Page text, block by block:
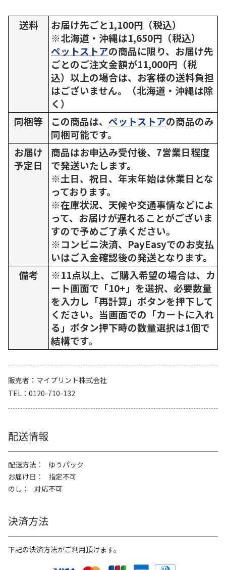
送料
お届け先ごと1,100円（税込）
※北海道・沖縄は1,650円（税込）
ペットストアの商品に限り、お届け先
ごとのご注文金額が11,000円（税
込）以上の場合は、お客様の送料負担
はございません。（北海道・沖縄は除
く）
同梱等
この商品は、 ペットストアの商品のみ
同梱可能です。
お届け
予定日
商品はお申込み受付後、7営業日程度
で発送いたします。
※土日、祝日、年末年始は休業日とな
っております。
※在庫状況、天候や交通事情などによ
って、お届けが遅れることがございま
すので予めご了承ください。
※コンビニ決済、PayEasyでのお支払
いはご入金確認後の発送となります。
備考
※11点以上、ご購入希望の場合は、カ
ート画面で「10+」を選択、必要数量
を入力し「再計算」ボタンを押下して
ください。当画面での「カートに入れ
る」ボタン押下時の数量選択は1個で
結構です。
販売者
マイプリント株式会社
TEL
0120-710-132
配送情報
配送方法
ゆうパック
お届け日
指定不可
のし
対応不可
決済方法
下記の決済方法がご利用頂けます。